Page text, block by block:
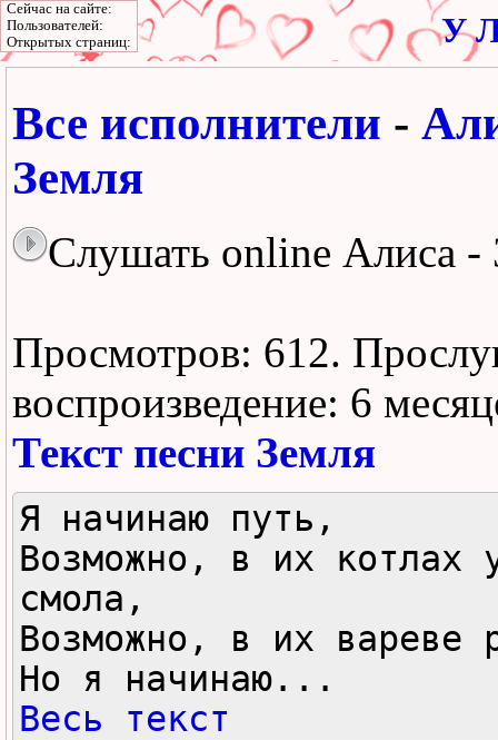
У
Все исполнители -
Земля
Слушать online Алиса -
Просмотров: 612.
воспроизведение: 6
Текст песни Земля
Я начинаю путь,
Возможно, в их котлах
смола,
Возможно, в их вареве
Но я начинаю...
Весь текст
Сейчас на сайте:
Пользователей:
Открытых страниц: